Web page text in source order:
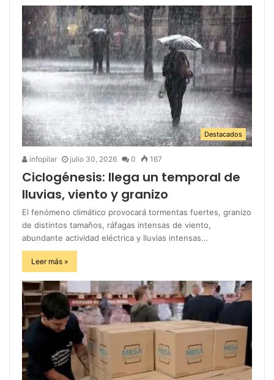
Destacados
infopilar julio 30, 2026 0 167
Ciclogénesis: llega un temporal de
lluvias, viento y granizo
El fenómeno climático provocará tormentas fuertes, granizo
de distintos tamaños, ráfagas intensas de viento,
abundante actividad eléctrica y lluvias intensas…
Leer más »